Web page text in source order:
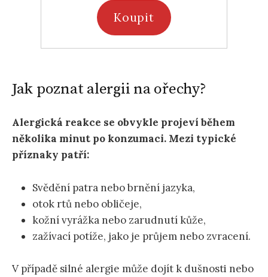
Koupit
Jak poznat alergii na ořechy?
Alergická reakce se obvykle projeví během
několika minut po konzumaci. Mezi typické
příznaky patří:
Svědění patra nebo brnění jazyka,
otok rtů nebo obličeje,
kožní vyrážka nebo zarudnutí kůže,
zažívací potíže, jako je průjem nebo zvracení.
V případě silné alergie může dojít k dušnosti nebo